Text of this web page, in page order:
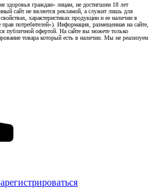
здоровья граждан» лицам, не достигшим 18 лет
сайт не является рекламой, а служит лишь для
характеристиках продукции и ее наличии в
потребителей»). Информация, размещенная на сайте,
публичной офертой. На сайте вы можете только
товара который есть в наличии. Мы не реализуем